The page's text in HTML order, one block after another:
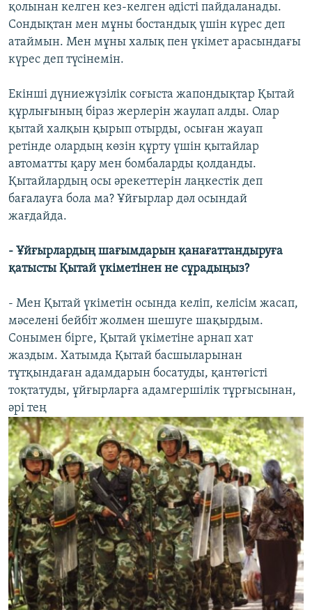
қолынан келген кез-келген әдісті пайдаланады.
Сондықтан мен мұны бостандық үшін күрес деп
атаймын. Мен мұны халық пен үкімет арасындағы
күрес деп түсінемін.
Екінші дүниежүзілік соғыста жапондықтар Қытай
құрлығының біраз жерлерін жаулап алды. Олар
қытай халқын қырып отырды, осыған жауап
ретінде олардың көзін құрту үшін қытайлар
автоматты қару мен бомбаларды қолданды.
Қытайлардың осы әрекеттерін лаңкестік деп
бағалауға бола ма? Ұйғырлар дәл осындай
жағдайда.
- Ұйғырлардың шағымдарын қанағаттандыруға
қатысты Қытай үкіметінен не сұрадыңыз?
- Мен Қытай үкіметін осында келіп, келісім жасап,
мәселені бейбіт жолмен шешуге шақырдым.
Сонымен бірге, Қытай үкіметіне арнап хат
жаздым. Хатымда Қытай басшыларынан
тұтқындаған адамдарын босатуды, қантөгісті
тоқтатуды, ұйғырларға адамгершілік тұрғысынан,
әрі тең